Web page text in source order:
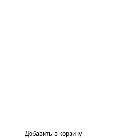
Добавить в корзину